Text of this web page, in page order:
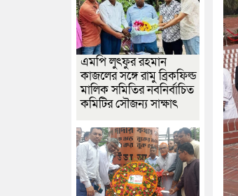
এমপি লুৎফুর রহমান
কাজলের সঙ্গে রামু ব্রিকফিল্ড
মালিক সমিতির নবনির্বাচিত
কমিটির সৌজন্য সাক্ষাৎ